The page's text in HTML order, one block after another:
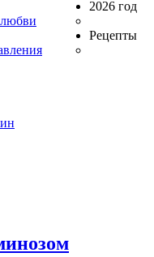
2026 год
Рецепты